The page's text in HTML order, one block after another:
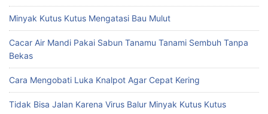
Minyak Kutus Kutus Mengatasi Bau Mulut
Cacar Air Mandi Pakai Sabun Tanamu Tanami Sembuh Tanpa
Bekas
Cara Mengobati Luka Knalpot Agar Cepat Kering
Tidak Bisa Jalan Karena Virus Balur Minyak Kutus Kutus